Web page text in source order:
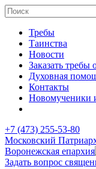
Требы
Таинства
Новости
Заказать требы
Духовная
Контакты
Новомученики
+7 (473) 255-53-80
Московский
Воронежская епархия
Задать вопрос